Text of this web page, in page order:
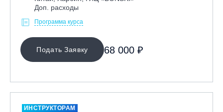
Доп. расходы
Программа курса
Подать Заявку 68 000 ₽
ИНСТРУКТОРАМ